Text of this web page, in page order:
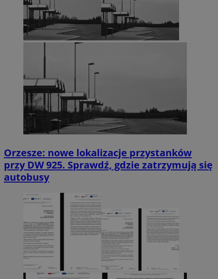
Orzesze: nowe lokalizacje przystanków
przy DW 925. Sprawdź, gdzie zatrzymują się
autobusy